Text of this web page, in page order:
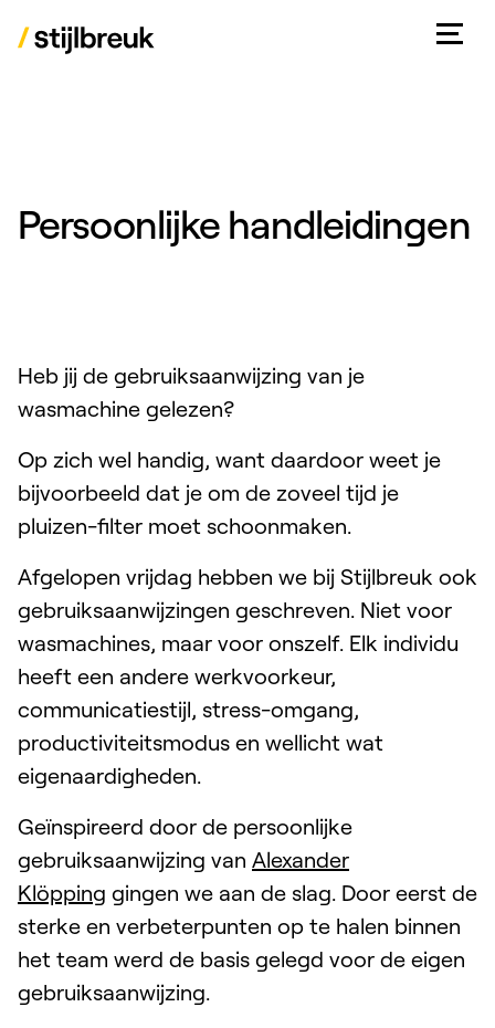
Persoonlijke handleidingen
Heb jij de gebruiksaanwijzing van je
wasmachine gelezen?
Op zich wel handig, want daardoor weet je
bijvoorbeeld dat je om de zoveel tijd je
pluizen-filter moet schoonmaken.
Afgelopen vrijdag hebben we bij Stijlbreuk ook
gebruiksaanwijzingen geschreven. Niet voor
wasmachines, maar voor onszelf. Elk individu
heeft een andere werkvoorkeur,
communicatiestijl, stress-omgang,
productiviteitsmodus en wellicht wat
eigenaardigheden.
Geïnspireerd door de persoonlijke
gebruiksaanwijzing van Alexander
Klöpping gingen we aan de slag. Door eerst de
sterke en verbeterpunten op te halen binnen
het team werd de basis gelegd voor de eigen
gebruiksaanwijzing.